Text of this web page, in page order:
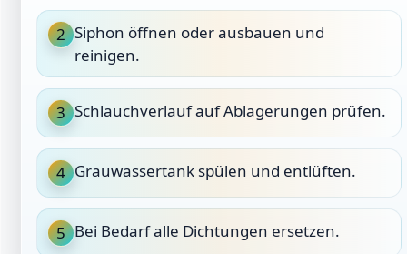
2 Siphon öffnen oder ausbauen und
reinigen.
3 Schlauchverlauf auf Ablagerungen prüfen.
4 Grauwassertank spülen und entlüften.
5 Bei Bedarf alle Dichtungen ersetzen.